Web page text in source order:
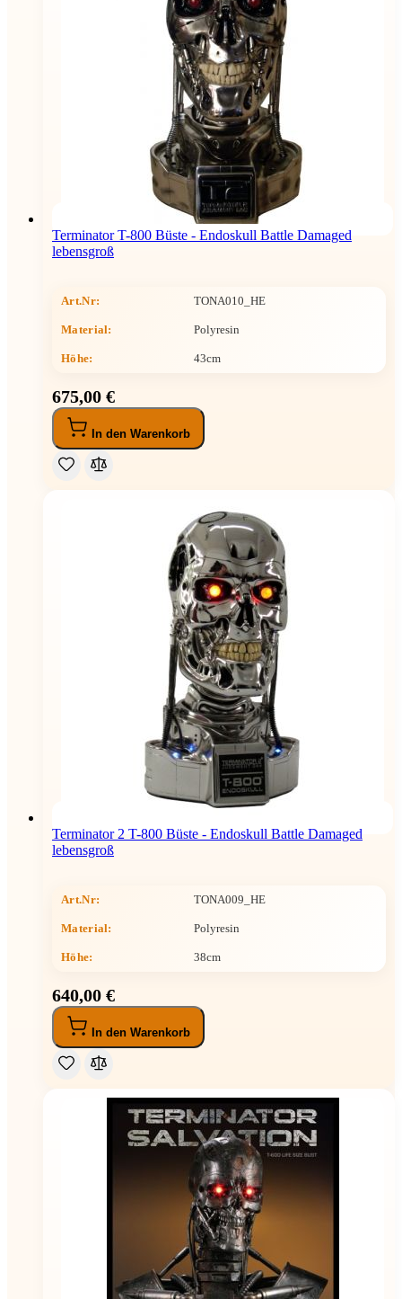
Terminator T-800 Büste - Endoskull Battle Damaged
lebensgroß
Art.Nr: TONA010_HE
Material: Polyresin
Höhe: 43cm
675,00 €
In den Warenkorb
Terminator 2 T-800 Büste - Endoskull Battle Damaged
lebensgroß
Art.Nr: TONA009_HE
Material: Polyresin
Höhe: 38cm
640,00 €
In den Warenkorb